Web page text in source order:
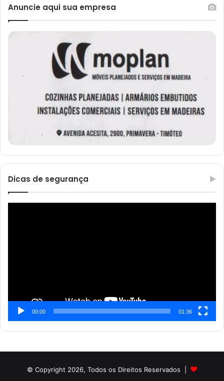
Anuncie aqui sua empresa
Dicas de segurança
00:00 01:36
© Copyright 2026, Todos os Direitos Reservados |